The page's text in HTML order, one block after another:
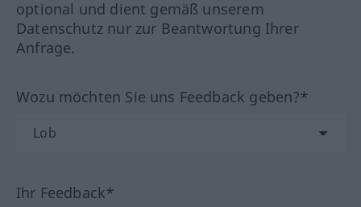
optional und dient gemäß unserem
Datenschutz nur zur Beantwortung Ihrer
Anfrage.
Wozu möchten Sie uns Feedback geben?*
Ihr Feedback*